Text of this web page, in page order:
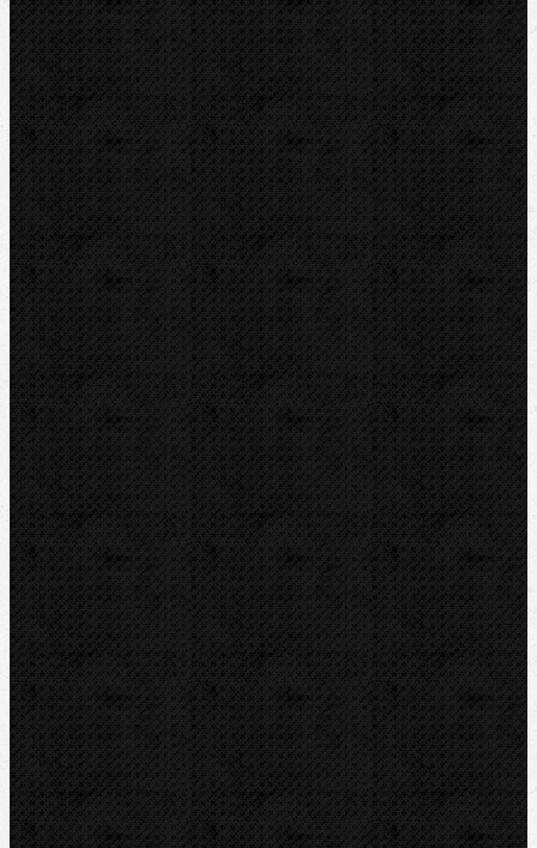
BernzOmatiC
CBC
NIPO
REED
REMS
RIDGID
ROTHENBERGER
VIRAX
ZENTEN
Kontakt
NIPO Tools s.r.o